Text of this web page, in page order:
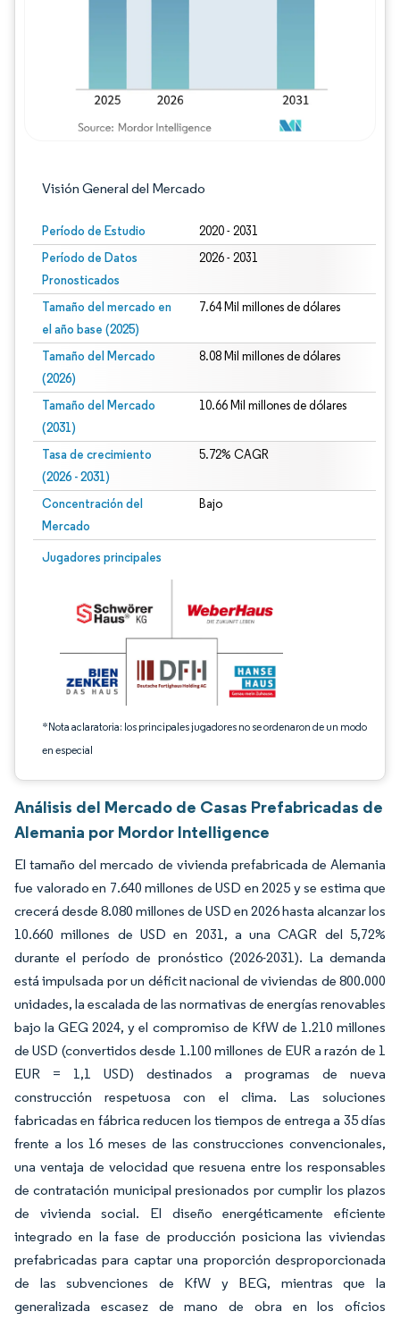
Visión General del Mercado
Período de Estudio 2020 - 2031
Período de Datos
Pronosticados
2026 - 2031
Tamaño del mercado en
el año base (2025)
7.64 Mil millones de dólares
Tamaño del Mercado
(2026)
8.08 Mil millones de dólares
Tamaño del Mercado
(2031)
10.66 Mil millones de dólares
Tasa de crecimiento
(2026 - 2031)
5.72% CAGR
Concentración del
Mercado
Bajo
Jugadores principales
*Nota aclaratoria: los principales jugadores no se ordenaron de un modo
en especial
Imagen © Mordor Intelligence. El uso requiere atribución según CC BY 4.0.
Análisis del Mercado de Casas Prefabricadas de
Alemania por Mordor Intelligence
El tamaño del mercado de vivienda prefabricada de Alemania
fue valorado en 7.640 millones de USD en 2025 y se estima que
crecerá desde 8.080 millones de USD en 2026 hasta alcanzar los
10.660 millones de USD en 2031, a una CAGR del 5,72%
durante el período de pronóstico (2026-2031). La demanda
está impulsada por un déficit nacional de viviendas de 800.000
unidades, la escalada de las normativas de energías renovables
bajo la GEG 2024, y el compromiso de KfW de 1.210 millones
de USD (convertidos desde 1.100 millones de EUR a razón de 1
EUR = 1,1 USD) destinados a programas de nueva
construcción respetuosa con el clima. Las soluciones
fabricadas en fábrica reducen los tiempos de entrega a 35 días
frente a los 16 meses de las construcciones convencionales,
una ventaja de velocidad que resuena entre los responsables
de contratación municipal presionados por cumplir los plazos
de vivienda social. El diseño energéticamente eficiente
integrado en la fase de producción posiciona las viviendas
prefabricadas para captar una proporción desproporcionada
de las subvenciones de KfW y BEG, mientras que la
generalizada escasez de mano de obra en los oficios